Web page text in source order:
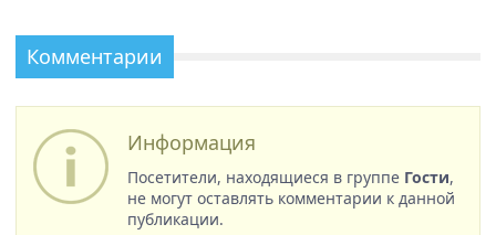
Комментарии
Информация
Посетители, находящиеся в группе Гости,
не могут оставлять комментарии к данной
публикации.